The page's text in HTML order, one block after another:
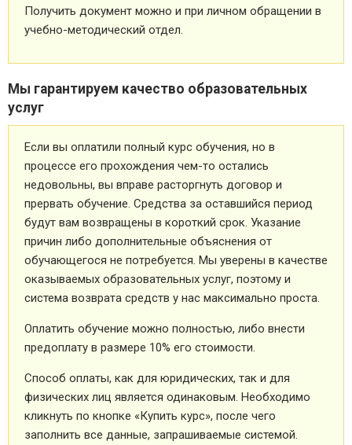
Получить документ можно и при личном обращении в
учебно-методический отдел.
Мы гарантируем качество образовательных
услуг
Если вы оплатили полный курс обучения, но в
процессе его прохождения чем-то остались
недовольны, вы вправе расторгнуть договор и
прервать обучение. Средства за оставшийся период
будут вам возвращены в короткий срок. Указание
причин либо дополнительные объяснения от
обучающегося не потребуется. Мы уверены в качестве
оказываемых образовательных услуг, поэтому и
система возврата средств у нас максимально проста.
Оплатить обучение можно полностью, либо внести
предоплату в размере 10% его стоимости.
Способ оплаты, как для юридических, так и для
физических лиц является одинаковым. Необходимо
кликнуть по кнопке «Купить курс», после чего
заполнить все данные, запрашиваемые системой.